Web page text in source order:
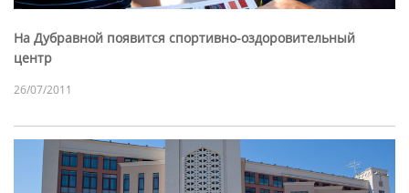
На Дубравной появится спортивно-оздоровительный
центр
26/07/2011